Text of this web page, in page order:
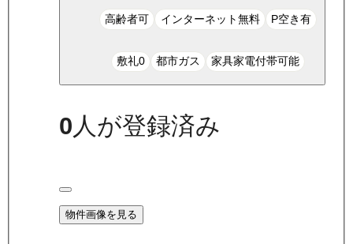
高齢者可 インターネット無料 P空き有
敷礼0 都市ガス 家具家電付帯可能
0 人が登録済み
物件画像を見る